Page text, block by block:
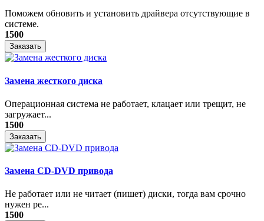
Поможем обновить и установить драйвера отсутствующие в
системе.
1500
Заказать
Замена жесткого диска
Операционная система не работает, клацает или трещит, не
загружает...
1500
Заказать
Замена CD-DVD привода
Не работает или не читает (пишет) диски, тогда вам срочно
нужен ре...
1500